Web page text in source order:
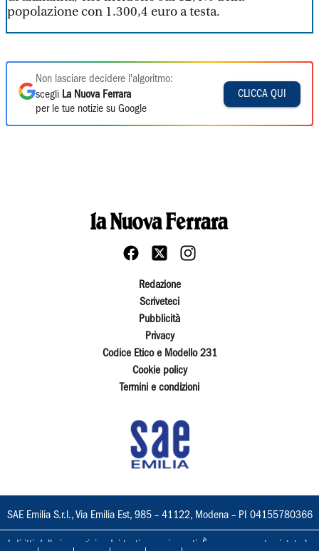
popolazione con 1.300,4 euro a testa.
Non lasciare decidere l'algoritmo:
scegli La Nuova Ferrara
per le tue notizie su Google
CLICCA QUI
Redazione
Scriveteci
Pubblicità
Privacy
Codice Etico e Modello 231
Cookie policy
Termini e condizioni
SAE Emilia S.r.l., Via Emilia Est, 985 – 41122, Modena – PI 04155780366
I diritti delle immagini e dei testi sono riservati. È espressamente vietata la